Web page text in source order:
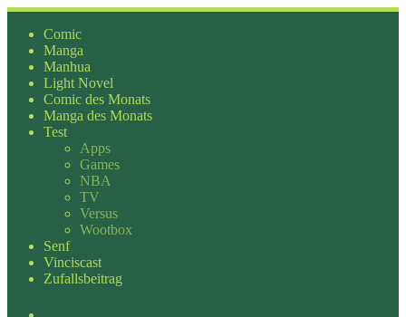
Zum
Inhalt
springen
Comic
Manga
Manhua
Light Novel
Comic des Monats
Manga des Monats
Test
Apps
Games
NBA
TV
Versus
Wootbox
Senf
Vinciscast
Zufallsbeitrag